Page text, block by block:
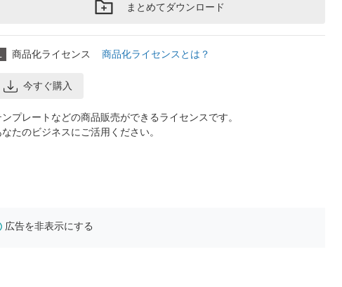
まとめてダウンロード
商品化ライセンス 商品化ライセンスとは？
今すぐ購入
ンプレートなどの商品販売ができるライセンスです。
なたのビジネスにご活用ください。
広告を非表示にする